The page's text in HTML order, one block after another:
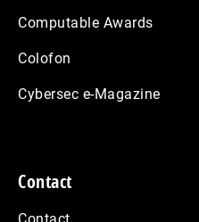
Computable Awards
Colofon
Cybersec e-Magazine
Contact